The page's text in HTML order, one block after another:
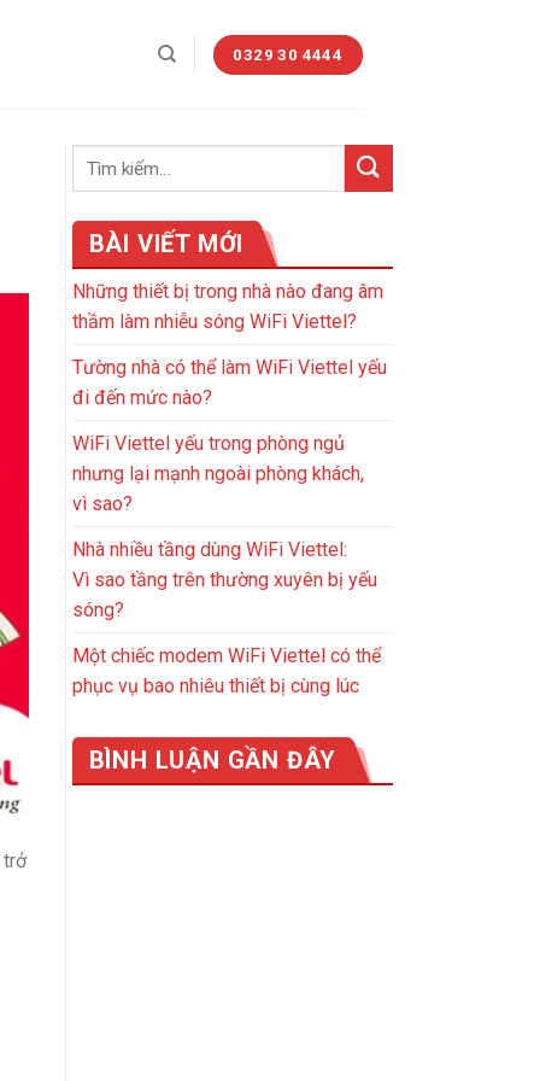
0329 30 4444
trở
BÀI VIẾT MỚI
Những thiết bị trong nhà nào đang âm
thầm làm nhiễu sóng WiFi Viettel?
Tường nhà có thể làm WiFi Viettel yếu
đi đến mức nào?
WiFi Viettel yếu trong phòng ngủ
nhưng lại mạnh ngoài phòng khách,
vì sao?
Nhà nhiều tầng dùng WiFi Viettel:
Vì sao tầng trên thường xuyên bị yếu
sóng?
Một chiếc modem WiFi Viettel có thể
phục vụ bao nhiêu thiết bị cùng lúc
BÌNH LUẬN GẦN ĐÂY